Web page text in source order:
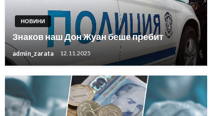
НОВИНИ
Знаков наш Дон Жуан беше пребит
admin_zarata 12.11.2025